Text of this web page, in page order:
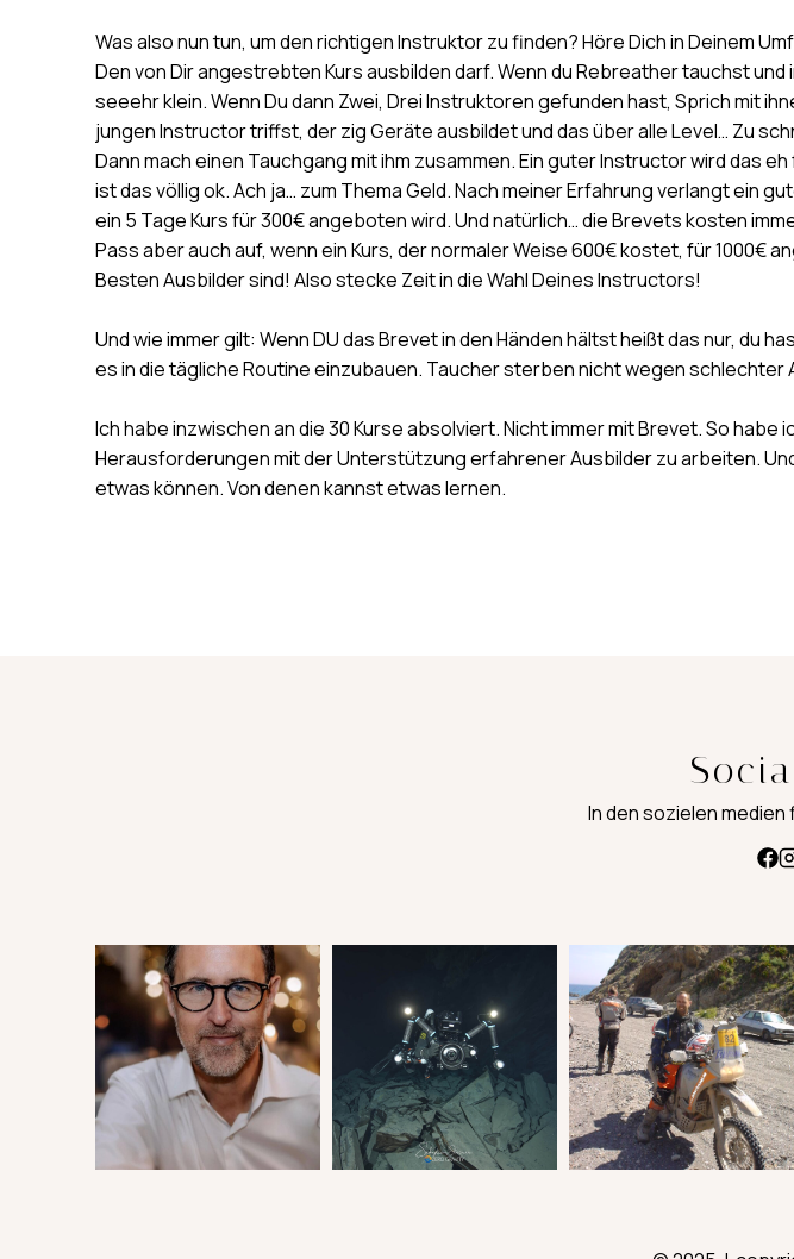
Was also nun tun, um den richtigen Instruktor zu finden? Höre Dich in Deinem
Den von Dir angestrebten Kurs ausbilden darf. Wenn du Rebreather tauchst
seeehr klein. Wenn Du dann Zwei, Drei Instruktoren gefunden hast, Sprich mit
jungen Instructor triffst, der zig Geräte ausbildet und das über alle Level… Zu
Dann mach einen Tauchgang mit ihm zusammen. Ein guter Instructor wird das
ist das völlig ok. Ach ja… zum Thema Geld. Nach meiner Erfahrung verlangt ein
ein 5 Tage Kurs für 300€ angeboten wird. Und natürlich… die Brevets kosten
Pass aber auch auf, wenn ein Kurs, der normaler Weise 600€ kostet, für 1000€
Besten Ausbilder sind! Also stecke Zeit in die Wahl Deines Instructors!
Und wie immer gilt: Wenn DU das Brevet in den Händen hältst heißt das nur,
es in die tägliche Routine einzubauen. Taucher sterben nicht wegen
Ich habe inzwischen an die 30 Kurse absolviert. Nicht immer mit Brevet. So
Herausforderungen mit der Unterstützung erfahrener Ausbilder zu arbeiten.
etwas können. Von denen kannst etwas lernen.
In den sozielen medien